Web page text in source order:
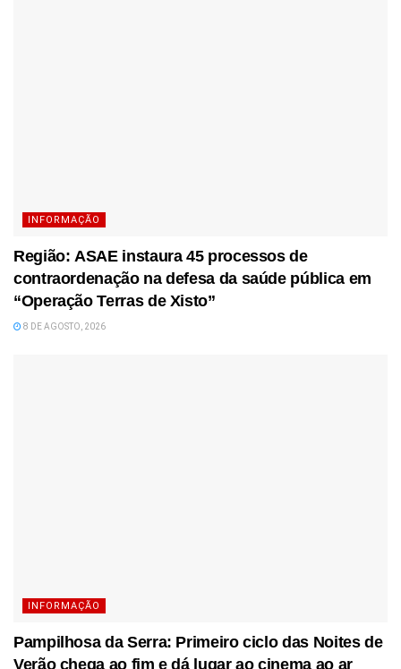
INFORMAÇÃO
Região: ASAE instaura 45 processos de
contraordenação na defesa da saúde pública em
“Operação Terras de Xisto”
8 DE AGOSTO, 2026
INFORMAÇÃO
Pampilhosa da Serra: Primeiro ciclo das Noites de
Verão chega ao fim e dá lugar ao cinema ao ar